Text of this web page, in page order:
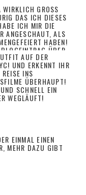
TOPF VOLLER
DARÜBER G
SIND: H
GROSS Z
DAS ICH DIESES J
ICH MIR DIE A
ALS W
HABEN! S
ÜBER
ES ÜBRIGENS
AUF DER
UND ERKENNT IHR
INS
ÜBERHAUPT!
SCHNELL EIN
WEGLÄUFT!
EINMAL EINEN
MEHR DAZU GIBT